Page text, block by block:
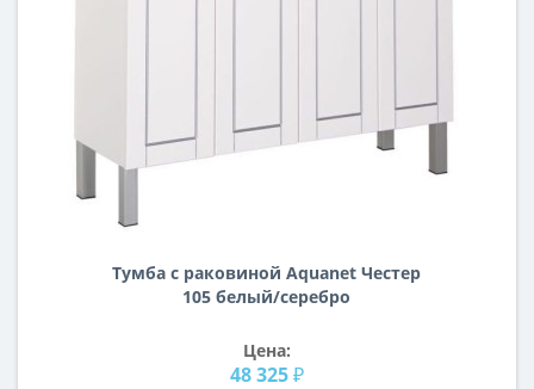
Тумба с раковиной Aquanet Честер
105 белый/серебро
Цена:
48 325 ₽